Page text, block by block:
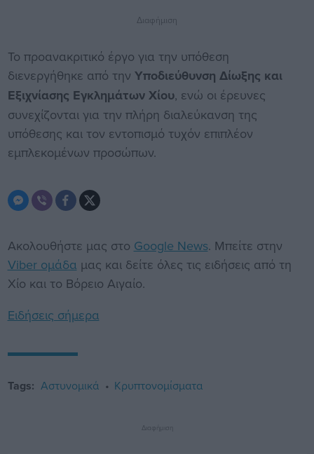
Διαφήμιση
Το προανακριτικό έργο για την υπόθεση
διενεργήθηκε από την Υποδιεύθυνση Δίωξης και
Εξιχνίασης Εγκλημάτων Χίου, ενώ οι έρευνες
συνεχίζονται για την πλήρη διαλεύκανση της
υπόθεσης και τον εντοπισμό τυχόν επιπλέον
εμπλεκομένων προσώπων.
Ακολουθήστε μας στο Google News. Μπείτε στην
Viber ομάδα μας και δείτε όλες τις ειδήσεις από τη
Χίο και το Βόρειο Αιγαίο.
Ειδήσεις σήμερα
Tags: Αστυνομικά Κρυπτονομίσματα
Διαφήμιση